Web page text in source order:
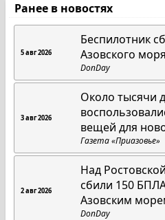
Ранее в новостях
5 авг 2026
Беспилотник
Азовского моря
DonDay
3 авг 2026
Около тысячи
вещей для
Газета «Приазовье»
2 авг 2026
Над
сбили 150
Азовским
DonDay